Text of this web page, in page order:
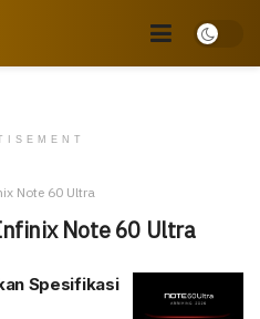
Note 60 Ultra
Note 60 Ultra
Spesifikasi